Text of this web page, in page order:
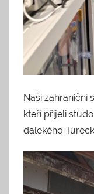
Naši zahraniční
kteří přijeli
dalekého